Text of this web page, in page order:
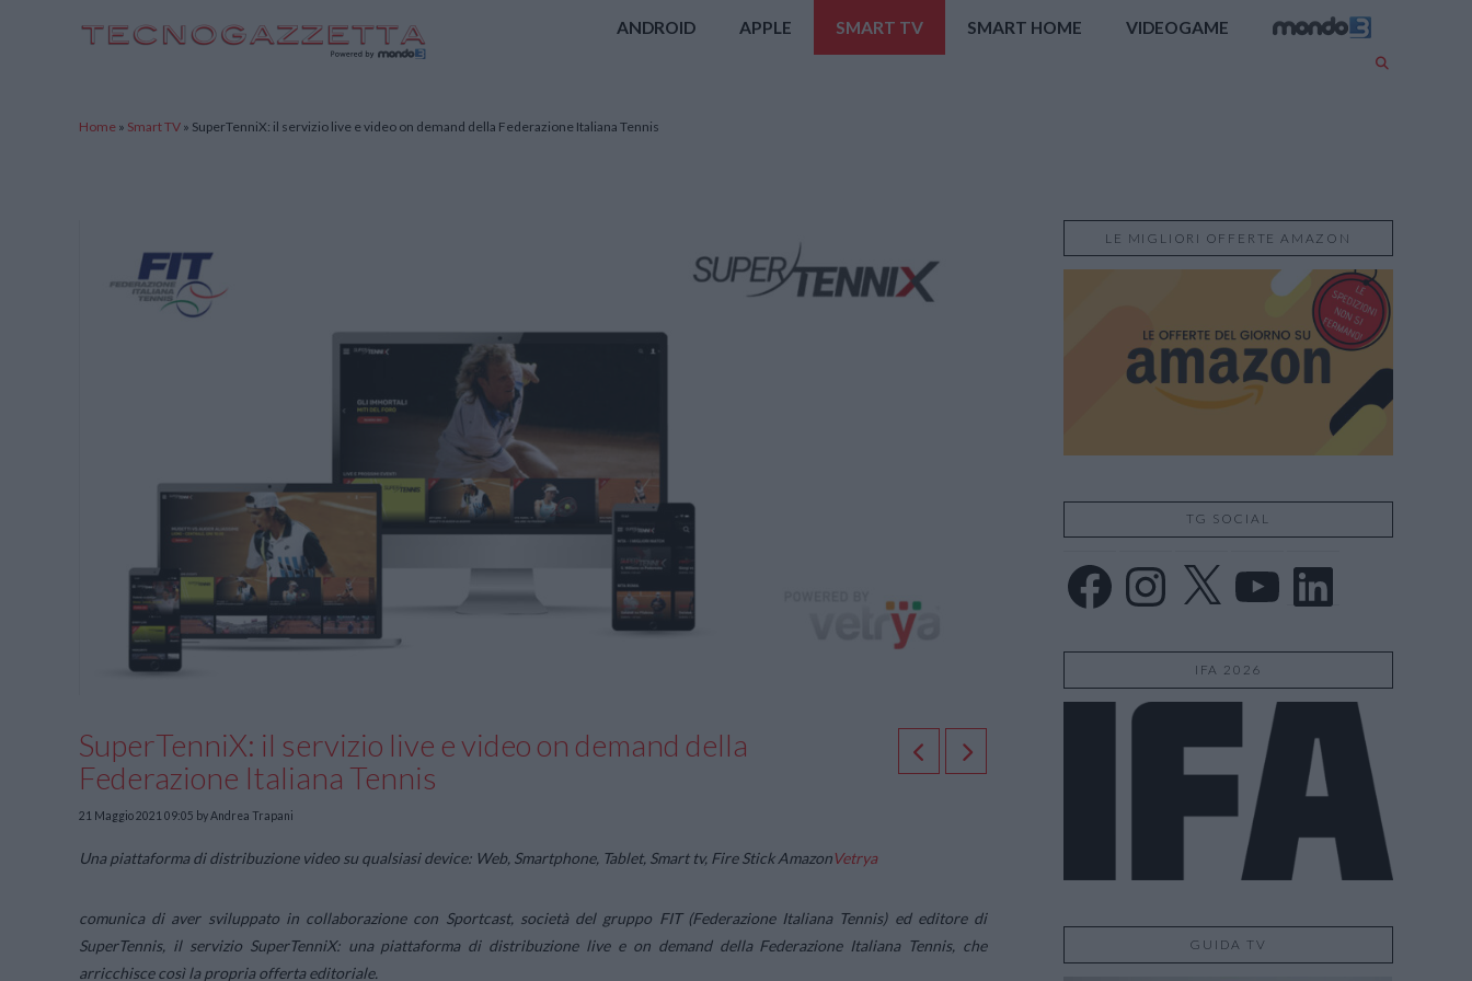
ANDROID APPLE SMART TV SMART HOME VIDEOGAME
Home » Smart TV » SuperTenniX: il servizio live e video on demand della Federazione Italiana Tennis
SuperTenniX: il servizio live e video on demand della
Federazione Italiana Tennis
21 Maggio 2021 09:05 by Andrea Trapani
Una piattaforma di distribuzione video su qualsiasi device: Web, Smartphone, Tablet, Smart tv, Fire Stick AmazonVetrya
comunica di aver sviluppato in collaborazione con Sportcast, società del gruppo FIT (Federazione Italiana Tennis) ed editore di
SuperTennis, il servizio SuperTenniX: una piattaforma di distribuzione live e on demand della Federazione Italiana Tennis, che
arricchisce così la propria offerta editoriale.
LE MIGLIORI OFFERTE AMAZON
TG SOCIAL
Facebook Instagram YouTube LinkedIn
IFA 2026
GUIDA TV